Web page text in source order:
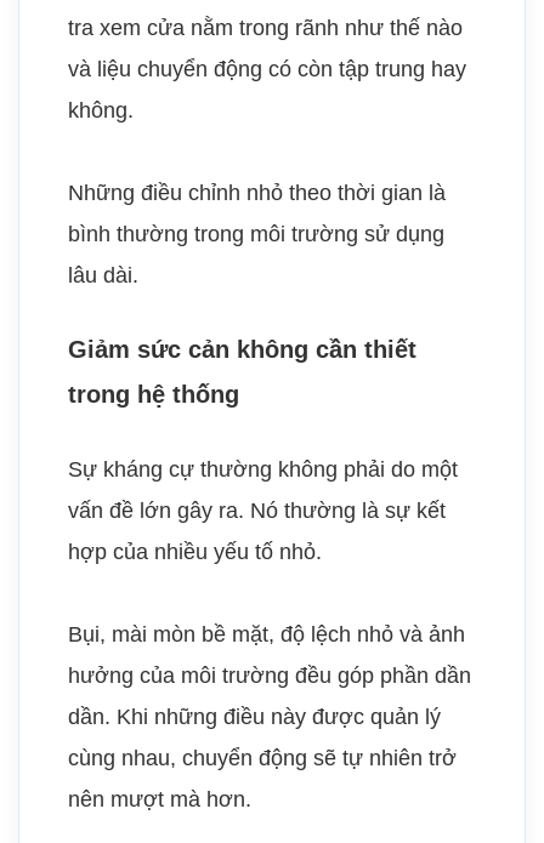
tra xem cửa nằm trong rãnh như thế nào
và liệu chuyển động có còn tập trung hay
không.
Những điều chỉnh nhỏ theo thời gian là
bình thường trong môi trường sử dụng
lâu dài.
Giảm sức cản không cần thiết
trong hệ thống
Sự kháng cự thường không phải do một
vấn đề lớn gây ra. Nó thường là sự kết
hợp của nhiều yếu tố nhỏ.
Bụi, mài mòn bề mặt, độ lệch nhỏ và ảnh
hưởng của môi trường đều góp phần dần
dần. Khi những điều này được quản lý
cùng nhau, chuyển động sẽ tự nhiên trở
nên mượt mà hơn.